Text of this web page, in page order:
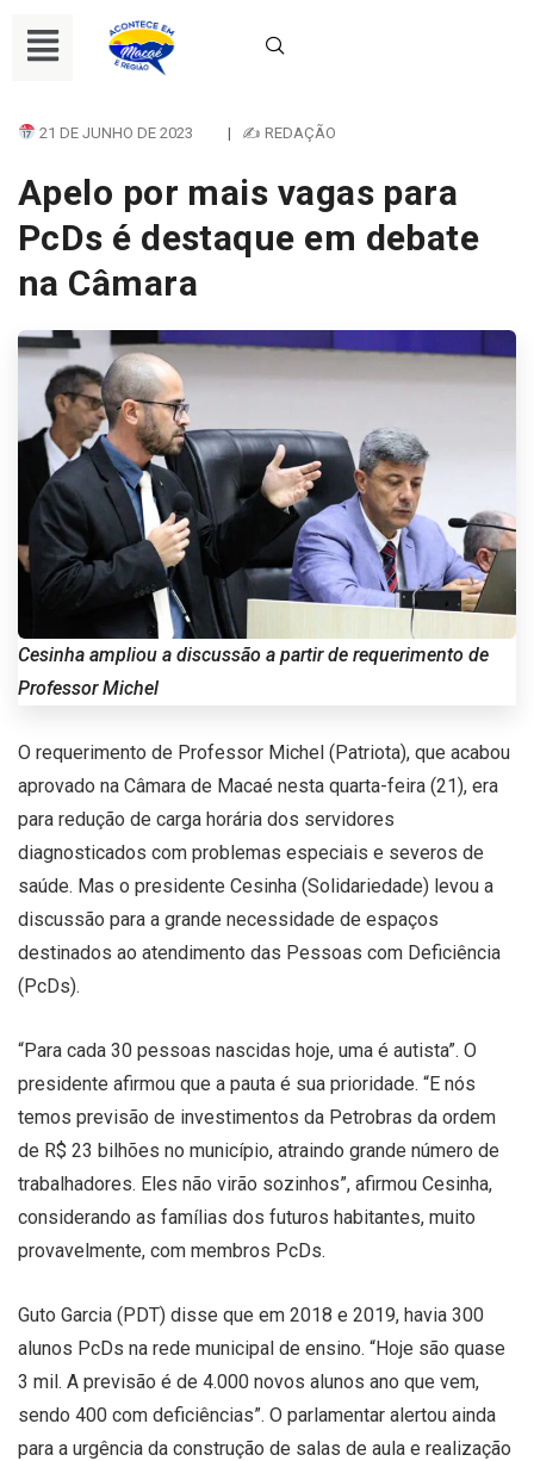
21 DE JUNHO DE 2023 | ✍ REDAÇÃO
Apelo por mais vagas para
PcDs é destaque em debate
na Câmara
Cesinha ampliou a discussão a partir de requerimento de
Professor Michel
O requerimento de Professor Michel (Patriota), que acabou
aprovado na Câmara de Macaé nesta quarta-feira (21), era
para redução de carga horária dos servidores
diagnosticados com problemas especiais e severos de
saúde. Mas o presidente Cesinha (Solidariedade) levou a
discussão para a grande necessidade de espaços
destinados ao atendimento das Pessoas com Deficiência
(PcDs).
“Para cada 30 pessoas nascidas hoje, uma é autista”. O
presidente afirmou que a pauta é sua prioridade. “E nós
temos previsão de investimentos da Petrobras da ordem
de R$ 23 bilhões no município, atraindo grande número de
trabalhadores. Eles não virão sozinhos”, afirmou Cesinha,
considerando as famílias dos futuros habitantes, muito
provavelmente, com membros PcDs.
Guto Garcia (PDT) disse que em 2018 e 2019, havia 300
alunos PcDs na rede municipal de ensino. “Hoje são quase
3 mil. A previsão é de 4.000 novos alunos ano que vem,
sendo 400 com deficiências”. O parlamentar alertou ainda
para a urgência da construção de salas de aula e realização